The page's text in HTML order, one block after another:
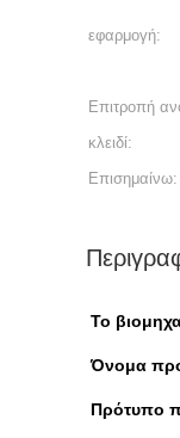
εφαρμογή:
Επιτροπή
κλειδί:
Επισημαίνω:
Το
Όνομα
Πρότυπο